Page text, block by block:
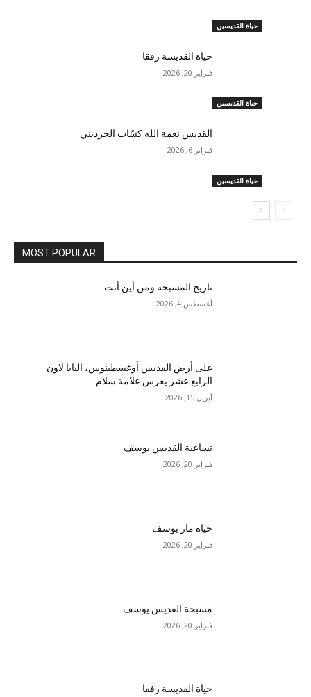
حياة القديسين
حياة القديسين
حياة القديسة رفقا
فبراير 20, 2026
حياة القديسين
القديس نعمة الله كسّاب الحرديني
فبراير 6, 2026
MOST POPULAR
تاريخ المسبحة ومن أين أتت
أغسطس 4, 2026
على أرض القديس أوغسطينوس، البابا لاون
الرابع عشر يغرس علامة سلام
أبريل 15, 2026
تساعية القديس يوسف
فبراير 20, 2026
حياة مار يوسف
فبراير 20, 2026
مسبحة القديس يوسف
فبراير 20, 2026
حياة القديسة رفقا